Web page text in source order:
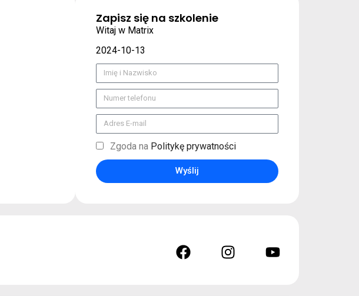
Zapisz się na szkolenie
Witaj w Matrix
2024-10-13
Zgoda na Politykę prywatności
Wyślij